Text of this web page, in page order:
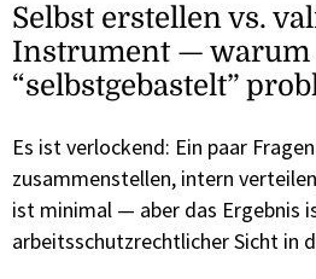
Selbst erstellen vs.
Instrument — warum
“selbstgebastelt”
Es ist verlockend: Ein paar
zusammenstellen, intern
ist minimal — aber das Ergebnis
arbeitsschutzrechtlicher Sicht in